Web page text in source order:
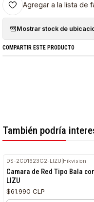
Agregar a la lista de
Mostrar stock de
COMPARTIR ESTE PRODUCTO
También podría
DS-2CD1623G2-LIZU Hikvision
Camara de Red Tipo Bala
LIZU
$61.990 CLP